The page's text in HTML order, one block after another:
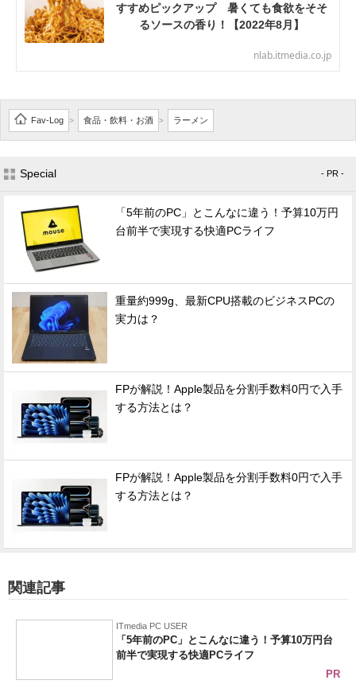
すすめピックアップ 暑くても食欲をそそ
るソースの香り！【2022年8月】
nlab.itmedia.co.jp
Fav-Log > 食品・飲料・お酒 > ラーメン
Special - PR -
「5年前のPC」とこんなに違う！予算10万円
台前半で実現する快適PCライフ
重量約999g、最新CPU搭載のビジネスPCの
実力は？
FPが解説！Apple製品を分割手数料0円で入手
する方法とは？
FPが解説！Apple製品を分割手数料0円で入手
する方法とは？
関連記事
ITmedia PC USER
「5年前のPC」とこんなに違う！予算10万円台
前半で実現する快適PCライフ
PR